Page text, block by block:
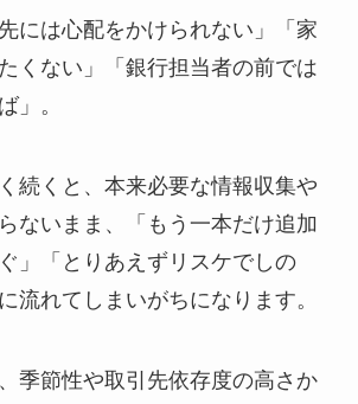
には心配をかけられない」「家
くない」「銀行担当者の前では
」。
続くと、本来必要な情報収集や
ないまま、「もう一本だけ追加
」「とりあえずリスケでしの
流れてしまいがちになります。
季節性や取引先依存度の高さか